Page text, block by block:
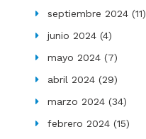
septiembre 2024 (11)
junio 2024 (4)
mayo 2024 (7)
abril 2024 (29)
marzo 2024 (34)
febrero 2024 (15)